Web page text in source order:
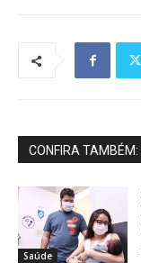
CONFIRA TAMBÉM:
Saúde